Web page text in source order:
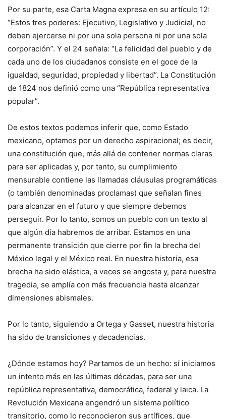
Por su parte, esa Carta Magna expresa en su artículo 12:
“Estos tres poderes: Ejecutivo, Legislativo y Judicial, no
deben ejercerse ni por una sola persona ni por una sola
corporación”. Y el 24 señala: “La felicidad del pueblo y de
cada uno de los ciudadanos consiste en el goce de la
igualdad, seguridad, propiedad y libertad”. La Constitución
de 1824 nos definió como una “República representativa
popular”.
De estos textos podemos inferir que, como Estado
mexicano, optamos por un derecho aspiracional; es decir,
una constitución que, más allá de contener normas claras
para ser aplicadas y, por tanto, su cumplimiento
mensurable contiene las llamadas cláusulas programáticas
(o también denominadas proclamas) que señalan fines
para alcanzar en el futuro y que siempre debemos
perseguir. Por lo tanto, somos un pueblo con un texto al
que algún día habremos de arribar. Estamos en una
permanente transición que cierre por fin la brecha del
México legal y el México real. En nuestra historia, esa
brecha ha sido elástica, a veces se angosta y, para nuestra
tragedia, se amplía con más frecuencia hasta alcanzar
dimensiones abismales.
Por lo tanto, siguiendo a Ortega y Gasset, nuestra historia
ha sido de transiciones y decadencias.
¿Dónde estamos hoy? Partamos de un hecho: sí iniciamos
un intento más en las últimas décadas, para ser una
república representativa, democrática, federal y laica. La
Revolución Mexicana engendró un sistema político
transitorio, como lo reconocieron sus artífices, que